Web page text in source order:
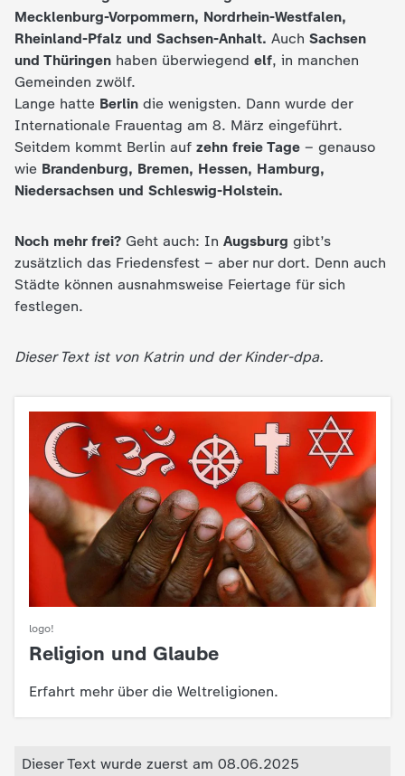
Mecklenburg-Vorpommern, Nordrhein-Westfalen,
Rheinland-Pfalz und Sachsen-Anhalt. Auch Sachsen
und Thüringen haben überwiegend elf, in manchen
Gemeinden zwölf.
Lange hatte Berlin die wenigsten. Dann wurde der
Internationale Frauentag am 8. März eingeführt.
Seitdem kommt Berlin auf zehn freie Tage – genauso
wie Brandenburg, Bremen, Hessen, Hamburg,
Niedersachsen und Schleswig-Holstein.
Noch mehr frei? Geht auch: In Augsburg gibt’s
zusätzlich das Friedensfest – aber nur dort. Denn auch
Städte können ausnahmsweise Feiertage für sich
festlegen.
Dieser Text ist von Katrin und der Kinder-dpa.
logo!
:Religion und Glaube
Erfahrt mehr über die Weltreligionen.
Dieser Text wurde zuerst am 08.06.2025